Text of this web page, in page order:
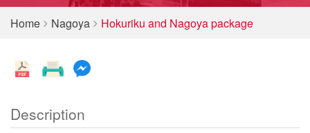
Home Nagoya Hokuriku and Nagoya package
Description